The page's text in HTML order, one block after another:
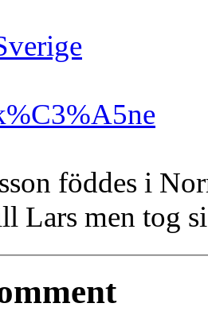
föddes i
Lars men tog